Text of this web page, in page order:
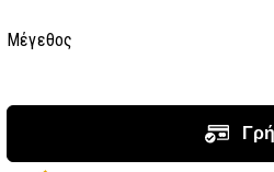
Μέγεθος